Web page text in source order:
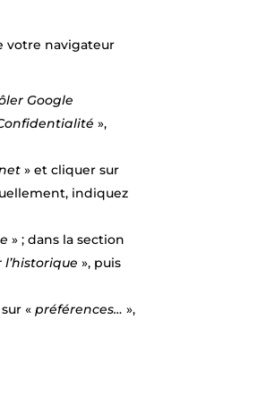
votre navigateur
Google
»,
» et cliquer sur
indiquez
» ; dans la section
l’historique», puis
sur «préférences…»,